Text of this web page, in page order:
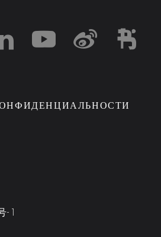
https://
https://
-1